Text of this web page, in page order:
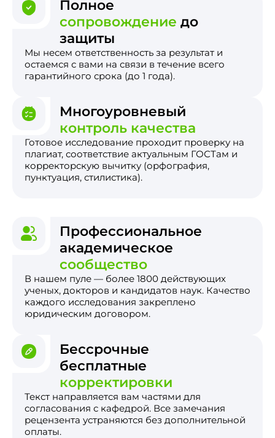
Полное
сопровождение до
защиты
Мы несем ответственность за результат и
остаемся с вами на связи в течение всего
гарантийного срока (до 1 года).
Многоуровневый
контроль качества
Готовое исследование проходит проверку на
плагиат, соответствие актуальным ГОСТам и
корректорскую вычитку (орфография,
пунктуация, стилистика).
Профессиональное
академическое
сообщество
В нашем пуле — более 1800 действующих
ученых, докторов и кандидатов наук. Качество
каждого исследования закреплено
юридическим договором.
Бессрочные
бесплатные
корректировки
Текст направляется вам частями для
согласования с кафедрой. Все замечания
рецензента устраняются без дополнительной
оплаты.